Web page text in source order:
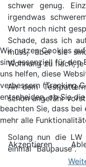
schwer genug.
irgendwas
Wort noch nicht
Schade, dass ich
muss, aber sie
Wohnung zu flach,
An dem
schon ungefähr
Solang nun die
einmal "Baupause".
Wir nutzen Cookies
sind essenziell für den
uns helfen, diese
verbessern (Tracking
entscheiden, ob Sie
beachten Sie, dass
mehr alle
Akzeptieren